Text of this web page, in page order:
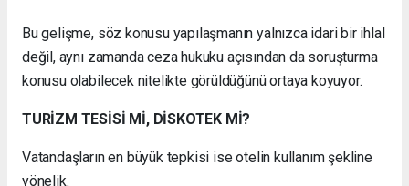
Bu gelişme, söz konusu yapılaşmanın yalnızca idari bir ihlal
değil, aynı zamanda ceza hukuku açısından da soruşturma
konusu olabilecek nitelikte görüldüğünü ortaya koyuyor.
TURİZM TESİSİ Mİ, DİSKOTEK Mİ?
Vatandaşların en büyük tepkisi ise otelin kullanım şekline
yönelik.